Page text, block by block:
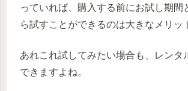
っていれば、購入する前にお試し期間
ら試すことができるのは大きなメリッ
あれこれ試してみたい場合も、レンタ
できますよね。